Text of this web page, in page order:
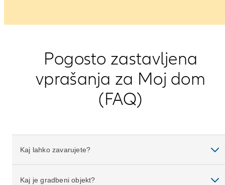
Pogosto zastavljena
vprašanja za Moj dom
(FAQ)
Kaj lahko zavarujete?
Kaj je gradbeni objekt?